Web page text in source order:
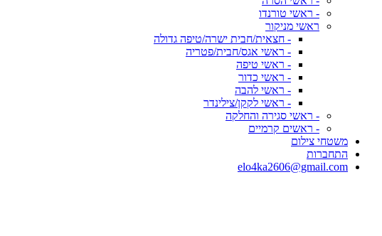
- ראשי טורנדו
ראשי מניקור
- חצאית/חבית ישרה/טיפה גדולה
- ראשי אגס/חבית/פטריה
- ראשי טיפה
- ראשי כדור
- ראשי להבה
- ראשי לקקן/צילינדר
- ראשי סגירה והחלקה
- ראשים קרמיים
משטחי צילום
התחברות
elo4ka2606@gmail.com